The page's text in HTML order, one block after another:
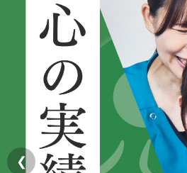
STORES 池袋3院から探す
こころ整体院 池袋東口院
こころ整体院 池袋メトロポリタン口院
こころ整骨院 池袋西口院
3院の比較・選び方
SYMPTOMS 症状から探す
肩こり・首こり
頭痛・偏頭痛
膝痛
池袋エリアの情報
初めての方へ
料金
アクセス・営業時間
TRUST 信頼の根拠
お客様の声
スタッフ紹介
ABOUT US こころ整体院について
giversメソッドGIFT
❮